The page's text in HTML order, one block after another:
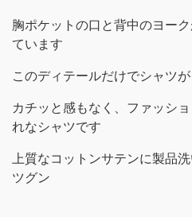
胸ポケットの口と背中のヨー
ています
このディテールだけでシャツ
カチッと感もなく、ファッシ
れなシャツです
上質なコットンサテンに製品
ツグン